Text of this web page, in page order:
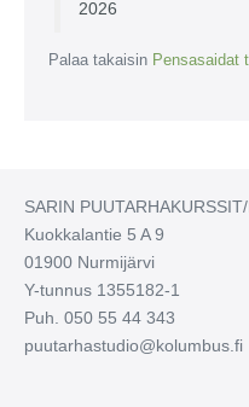
2026
Palaa takaisin Pensasaidat
SARIN
Kuokkalantie 5 A 9
01900 Nurmijärvi
Y-tunnus 1355182-1
Puh. 050 55 44 343
puutarhastudio@kolumbus.fi